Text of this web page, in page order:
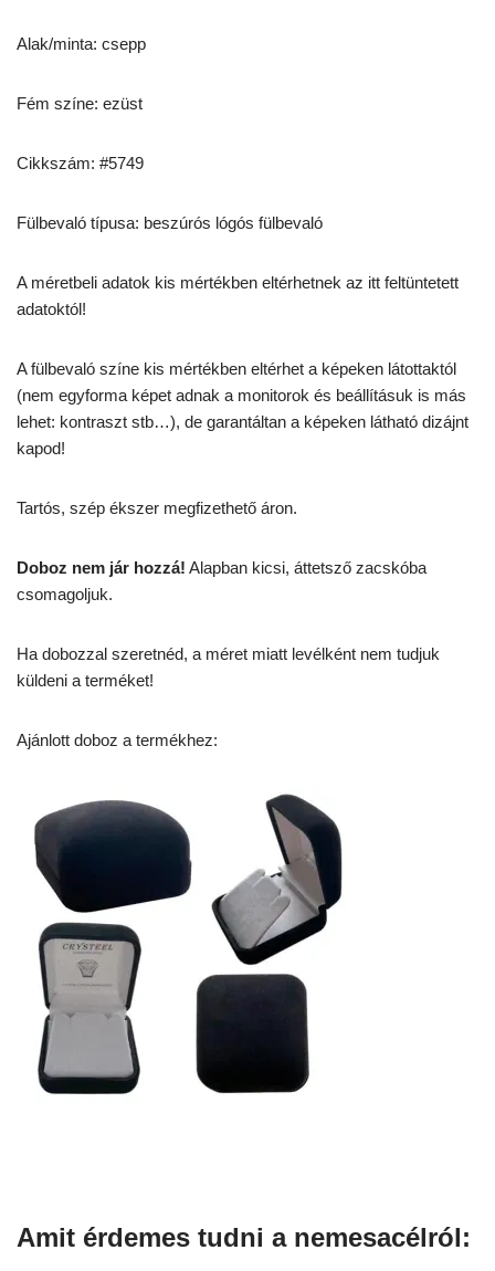
Alak/minta: csepp
Fém színe: ezüst
Cikkszám: #5749
Fülbevaló típusa: beszúrós lógós fülbevaló
A méretbeli adatok kis mértékben eltérhetnek az itt feltüntetett
adatoktól!
A fülbevaló színe kis mértékben eltérhet a képeken látottaktól
(nem egyforma képet adnak a monitorok és beállításuk is más
lehet: kontraszt stb…), de garantáltan a képeken látható dizájnt
kapod!
Tartós, szép ékszer megfizethető áron.
Doboz nem jár hozzá! Alapban kicsi, áttetsző zacskóba
csomagoljuk.
Ha dobozzal szeretnéd, a méret miatt levélként nem tudjuk
küldeni a terméket!
Ajánlott doboz a termékhez:
Amit érdemes tudni a nemesacélról: